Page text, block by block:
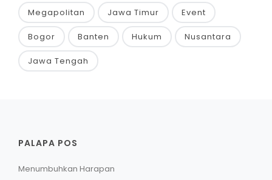
Megapolitan Jawa Timur Event
Bogor Banten Hukum Nusantara
Jawa Tengah
PALAPA POS
Menumbuhkan Harapan